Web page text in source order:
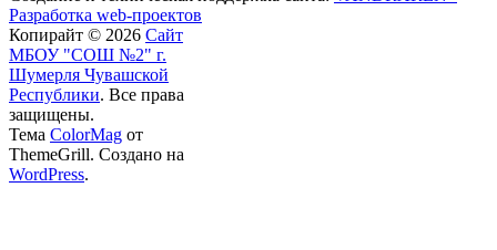
Разработка web-проектов
Копирайт © 2026 Сайт
МБОУ "СОШ №2" г.
Шумерля Чувашской
Республики. Все права
защищены.
Тема ColorMag от
ThemeGrill. Создано на
WordPress.